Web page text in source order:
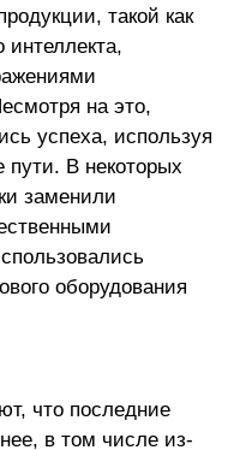
такой как
интеллекта,
на это,
успеха, используя
пути. В некоторых
заменили
оборудования
что последние
в том числе из-